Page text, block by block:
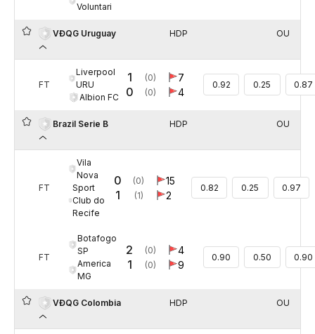
Voluntari
VĐQG Uruguay HDP OU
FT
Liverpool
URU
Albion FC
1
0
(0)
(0)
7
4
0.92 0.25 0.87
Brazil Serie B HDP OU
FT
Vila
Nova
Sport
Club do
Recife
0
1
(0)
(1)
15
2
0.82 0.25 0.97
FT
Botafogo
SP
America
MG
2
1
(0)
(0)
4
9
0.90 0.50 0.90
VĐQG Colombia HDP OU